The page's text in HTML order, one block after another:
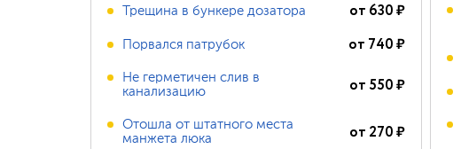
Трещина в бункере дозатора от 630₽
Порвался патрубок от 740₽
Не герметичен слив в
канализацию
от 550₽
Отошла от штатного места
манжета люка
от 270₽